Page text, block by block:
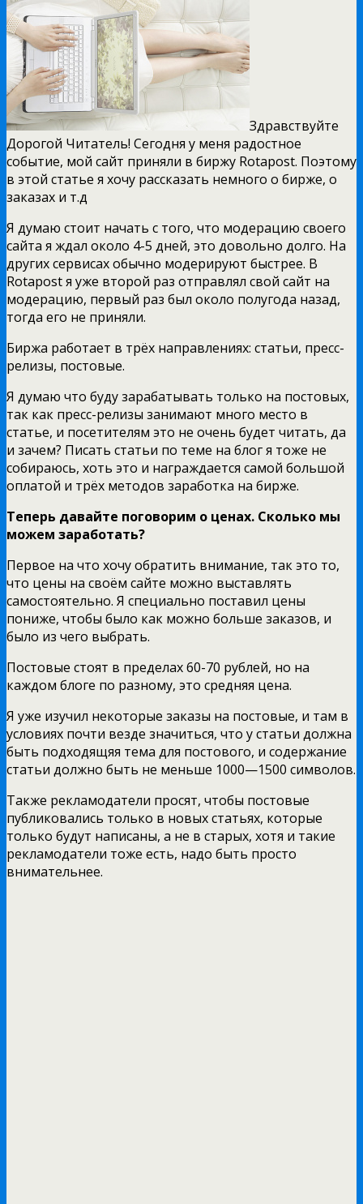
Здравствуйте
Дорогой Читатель! Сегодня у меня радостное
событие, мой сайт приняли в биржу Rotapost. Поэтому
в этой статье я хочу рассказать немного о бирже, о
заказах и т.д
Я думаю стоит начать с того, что модерацию своего
сайта я ждал около 4-5 дней, это довольно долго. На
других сервисах обычно модерируют быстрее. В
Rotapost я уже второй раз отправлял свой сайт на
модерацию, первый раз был около полугода назад,
тогда его не приняли.
Биржа работает в трёх направлениях: статьи, пресс-
релизы, постовые.
Я думаю что буду зарабатывать только на постовых,
так как пресс-релизы занимают много место в
статье, и посетителям это не очень будет читать, да
и зачем? Писать статьи по теме на блог я тоже не
собираюсь, хоть это и награждается самой большой
оплатой и трёх методов заработка на бирже.
Теперь давайте поговорим о ценах. Сколько мы
можем заработать?
Первое на что хочу обратить внимание, так это то,
что цены на своём сайте можно выставлять
самостоятельно. Я специально поставил цены
пониже, чтобы было как можно больше заказов, и
было из чего выбрать.
Постовые стоят в пределах 60-70 рублей, но на
каждом блоге по разному, это средняя цена.
Я уже изучил некоторые заказы на постовые, и там в
условиях почти везде значиться, что у статьи должна
быть подходящяя тема для постового, и содержание
статьи должно быть не меньше 1000—1500 символов.
Также рекламодатели просят, чтобы постовые
публиковались только в новых статьях, которые
только будут написаны, а не в старых, хотя и такие
рекламодатели тоже есть, надо быть просто
внимательнее.